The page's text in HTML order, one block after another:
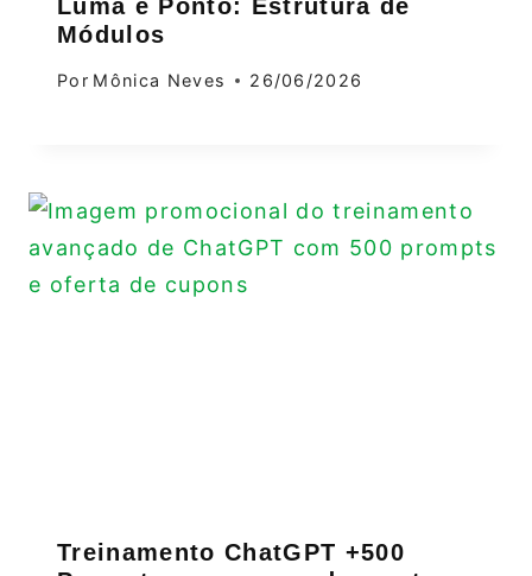
Luma e Ponto: Estrutura de
Módulos
Por Mônica Neves 26/06/2026
Treinamento ChatGPT +500